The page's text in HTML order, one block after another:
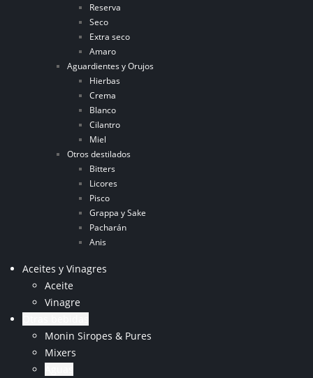
Reserva
Seco
Extra seco
Amaro
Aguardientes y Orujos
Hierbas
Crema
Blanco
Cilantro
Miel
Otros destilados
Bitters
Licores
Pisco
Grappa y Sake
Pacharán
Anis
Aceites y Vinagres
Aceite
Vinagre
Monin Siropes & Pures
Mixers